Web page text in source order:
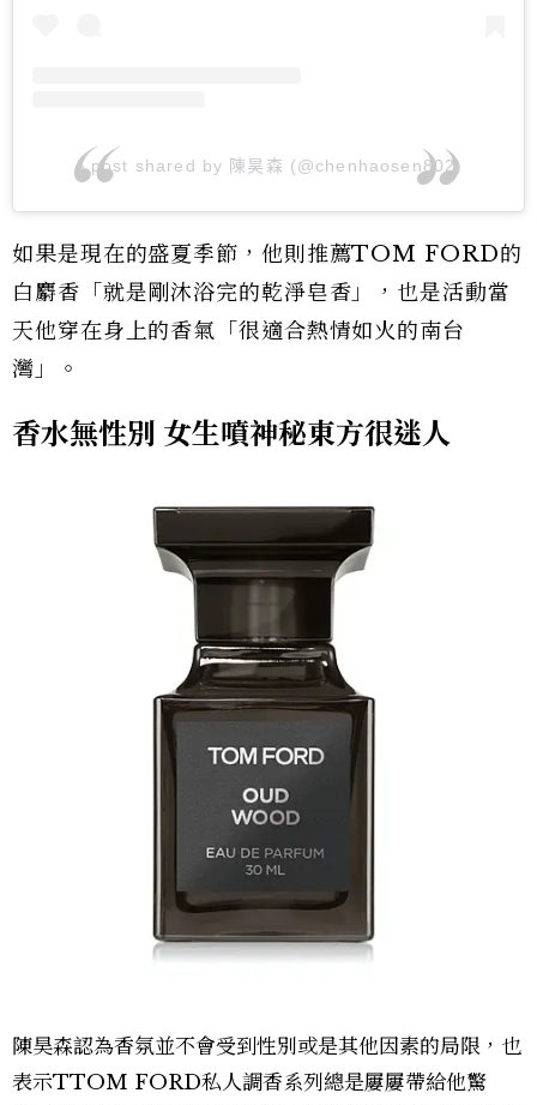
A post shared by 陳昊森 (@chenhaosen802)
如果是現在的盛夏季節，他則推薦TOM FORD的
白麝香「就是剛沐浴完的乾淨皂香」，也是活動當
天他穿在身上的香氣「很適合熱情如火的南台
灣」。
香水無性別 女生噴神秘東方很迷人
陳昊森認為香氛並不會受到性別或是其他因素的局限，也
表示TTOM FORD私人調香系列總是屢屢帶給他驚